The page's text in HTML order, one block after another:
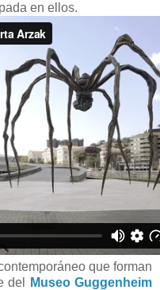
en ellos.
que forman
del
Museo Guggenheim